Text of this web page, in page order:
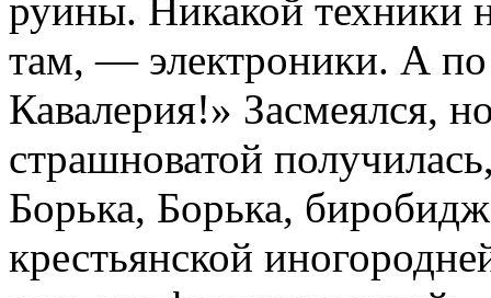
руины. Никакой техники
там, — электроники. А
Кавалерия!» Засмеялся,
страшноватой
Борька, Борька,
крестьянской